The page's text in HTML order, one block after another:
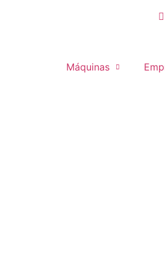
Máquinas